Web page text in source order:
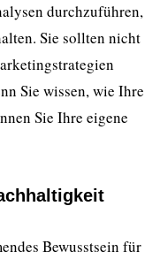
durchzuführen,
Sie sollten nicht
Sie wissen, wie Ihre
Sie Ihre eigene
Bewusstsein für